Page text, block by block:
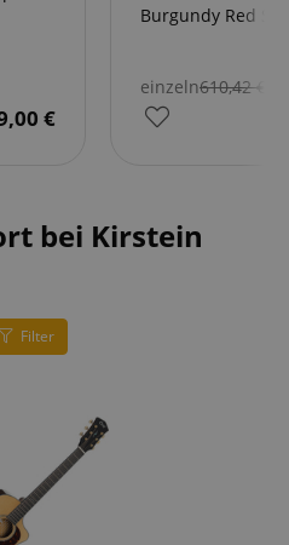
€
Burgundy Red
einzeln610,42€
bei Kirstein
Filter